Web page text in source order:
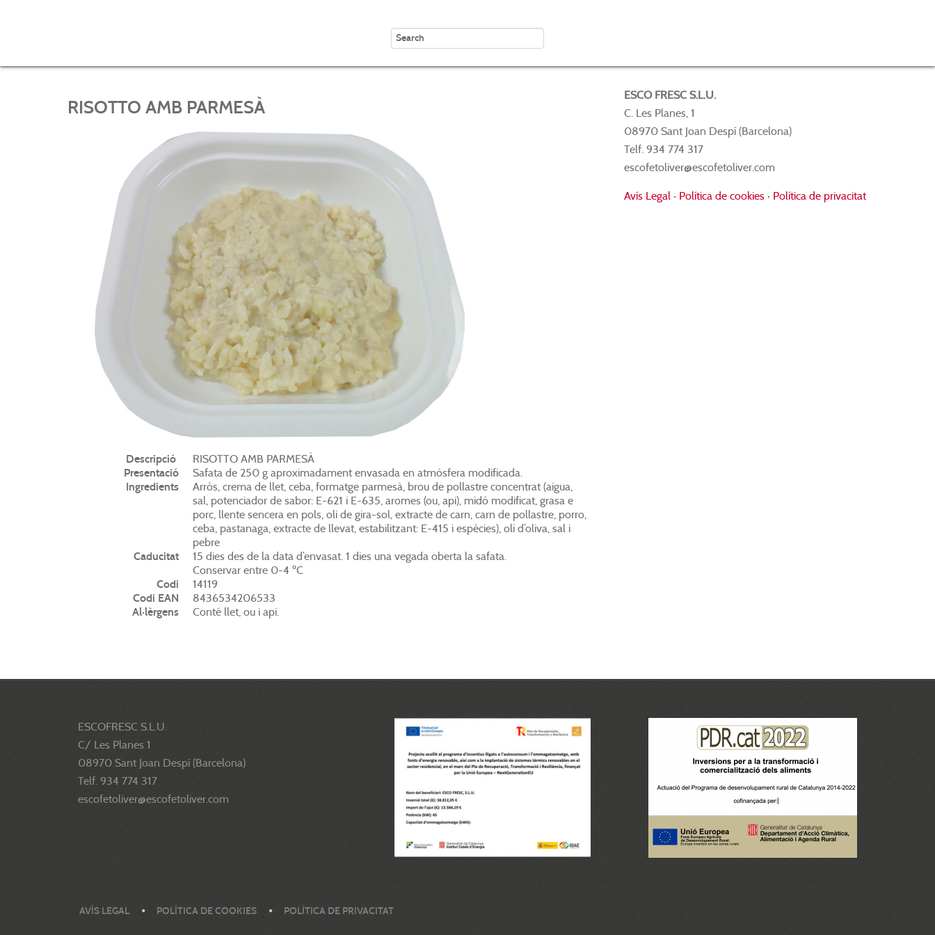
RISOTTO AMB PARMESÀ
Descripció
RISOTTO AMB PARMESÀ
Presentació
Safata de 250 g aproximadament envasada en atmósfera modificada.
Ingredients
Arròs, crema de llet, ceba, formatge parmesà, brou de pollastre concentrat (aigua,
sal, potenciador de sabor: E-621 i E-635, aromes (ou, api), midó modificat, grasa e
porc, llente sencera en pols, oli de gira-sol, extracte de carn, carn de pollastre, porro,
ceba, pastanaga, extracte de llevat, estabilitzant: E-415 i espècies), oli d’oliva, sal i
pebre
Caducitat
15 dies des de la data d’envasat. 1 dies una vegada oberta la safata.
Conservar entre 0-4 ºC
Codi
14119
Codi EAN
8436534206533
Al·lèrgens
Conté llet, ou i api.
ESCO FRESC S.L.U.
C. Les Planes, 1
08970 Sant Joan Despí (Barcelona)
Telf. 934 774 317
escofetoliver@escofetoliver.com
Avís Legal · Política de cookies · Política de privacitat
ESCOFRESC S.L.U.
C/ Les Planes 1
08970 Sant Joan Despí (Barcelona)
Telf. 934 774 317
escofetoliver@escofetoliver.com
AVÍS LEGAL POLÍTICA DE COOKIES POLÍTICA DE PRIVACITAT